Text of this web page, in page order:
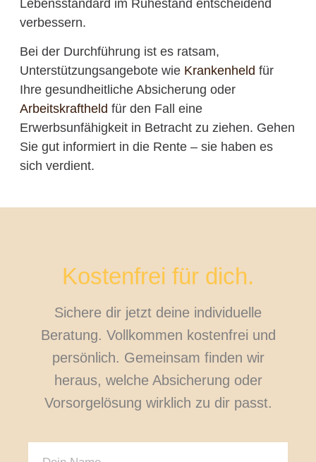
Lebensstandard im Ruhestand entscheidend
verbessern.
Bei der Durchführung ist es ratsam,
Unterstützungsangebote wie Krankenheld für
Ihre gesundheitliche Absicherung oder
Arbeitskraftheld für den Fall eine
Erwerbsunfähigkeit in Betracht zu ziehen. Gehen
Sie gut informiert in die Rente – sie haben es
sich verdient.
Kostenfrei für dich.
Sichere dir jetzt deine individuelle
Beratung. Vollkommen kostenfrei und
persönlich. Gemeinsam finden wir
heraus, welche Absicherung oder
Vorsorgelösung wirklich zu dir passt.